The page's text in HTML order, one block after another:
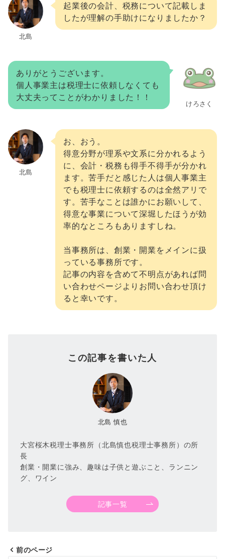
北島
起業後の会計、税務について記載しま
したが理解の手助けになりましたか？
けろさく
ありがとうございます。
個人事業主は税理士に依頼しなくても
大丈夫ってことがわかりました！！
北島
お、おう。
得意分野が理系や文系に分かれるよう
に、会計・税務も得手不得手が分かれ
ます。苦手だと感じた人は個人事業主
でも税理士に依頼するのは全然アリで
す。苦手なことは誰かにお願いして、
得意な事業について深堀したほうが効
率的なところもありますしね。
当事務所は、創業・開業をメインに扱
っている事務所です。
記事の内容を含めて不明点があれば問
い合わせページよりお問い合わせ頂け
ると幸いです。
この記事を書いた人
北島 慎也
大宮桜木税理士事務所（北島慎也税理士事務所）の所
長
創業・開業に強み、趣味は子供と遊ぶこと、ランニン
グ、ワイン
記事一覧
前のページ